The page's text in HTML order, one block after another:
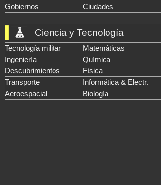
Gobiernos
Ciudades
Ciencia y Tecnología
Tecnología militar
Matemáticas
Ingeniería
Química
Descubrimientos
Física
Transporte
Informática & Electr.
Aeroespacial
Biología